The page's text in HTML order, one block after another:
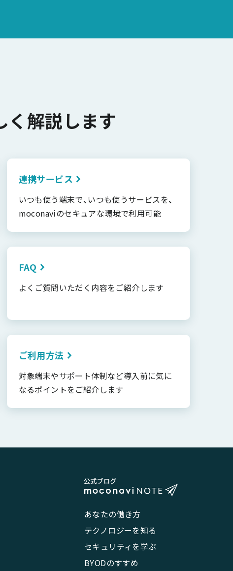
く解説します
連携サービス
いつも使う端末で、いつも使うサービスを、
moconaviのセキュアな環境で利用可能
FAQ
よくご質問いただく内容をご紹介します
ご利用方法
対象端末やサポート体制など導入前に気に
なるポイントをご紹介します
あなたの働き方
テクノロジーを知る
セキュリティを学ぶ
BYODのすすめ